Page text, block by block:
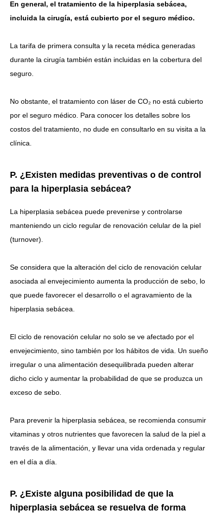
En general, el tratamiento de la hiperplasia sebácea,
incluida la cirugía, está cubierto por el seguro médico.
La tarifa de primera consulta y la receta médica generadas
durante la cirugía también están incluidas en la cobertura del
seguro.
No obstante, el tratamiento con láser de CO₂ no está cubierto
por el seguro médico . Para conocer los detalles sobre los
costos del tratamiento, no dude en consultarlo en su visita a la
clínica.
P. ¿Existen medidas preventivas o de control
para la hiperplasia sebácea?
La hiperplasia sebácea puede prevenirse y controlarse
manteniendo un ciclo regular de renovación celular de la piel
(turnover).
Se considera que la alteración del ciclo de renovación celular
asociada al envejecimiento aumenta la producción de sebo, lo
que puede favorecer el desarrollo o el agravamiento de la
hiperplasia sebácea.
El ciclo de renovación celular no solo se ve afectado por el
envejecimiento, sino también por los hábitos de vida. Un sueño
irregular o una alimentación desequilibrada pueden alterar
dicho ciclo y aumentar la probabilidad de que se produzca un
exceso de sebo.
Para prevenir la hiperplasia sebácea, se recomienda consumir
vitaminas y otros nutrientes que favorecen la salud de la piel a
través de la alimentación, y llevar una vida ordenada y regular
en el día a día.
P. ¿Existe alguna posibilidad de que la
hiperplasia sebácea se resuelva de forma